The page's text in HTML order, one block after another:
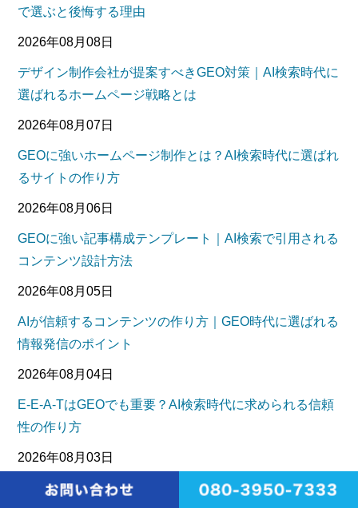
で選ぶと後悔する理由
2026年08月08日
デザイン制作会社が提案すべきGEO対策｜AI検索時代に
選ばれるホームページ戦略とは
2026年08月07日
GEOに強いホームページ制作とは？AI検索時代に選ばれ
るサイトの作り方
2026年08月06日
GEOに強い記事構成テンプレート｜AI検索で引用される
コンテンツ設計方法
2026年08月05日
AIが信頼するコンテンツの作り方｜GEO時代に選ばれる
情報発信のポイント
2026年08月04日
E-E-A-TはGEOでも重要？AI検索時代に求められる信頼
性の作り方
2026年08月03日
構造化データはGEOにも効果がある？AI時代に必須とな